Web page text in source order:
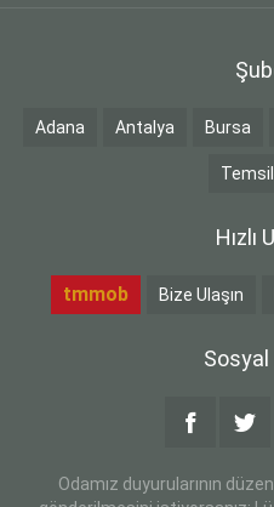
Adana Antalya Bursa
Hızlı
tmmob Bize Ulaşın
Odamız duyurularının